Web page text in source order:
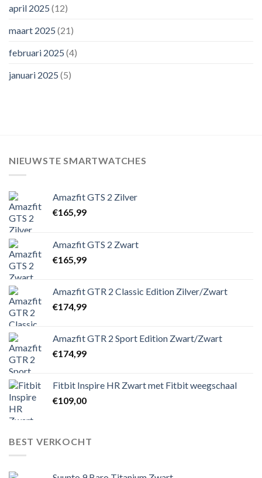
april 2025 (12)
maart 2025 (21)
februari 2025 (4)
januari 2025 (5)
NIEUWSTE SMARTWATCHES
Amazfit GTS 2 Zilver
€165,99
Amazfit GTS 2 Zwart
€165,99
Amazfit GTR 2 Classic Edition Zilver/Zwart
€174,99
Amazfit GTR 2 Sport Edition Zwart/Zwart
€174,99
Fitbit Inspire HR Zwart met Fitbit weegschaal
€109,00
BEST VERKOCHT